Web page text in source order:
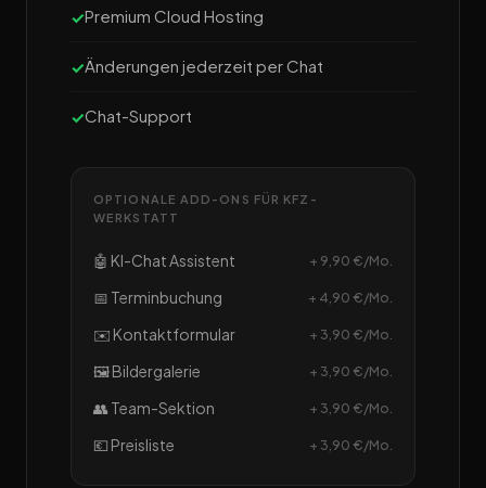
Premium Cloud Hosting
Änderungen jederzeit per Chat
Chat-Support
OPTIONALE ADD-ONS FÜR KFZ-
WERKSTATT
🤖 KI-Chat Assistent + 9,90 €/Mo.
📅 Terminbuchung + 4,90 €/Mo.
✉️ Kontaktformular + 3,90 €/Mo.
🖼️ Bildergalerie + 3,90 €/Mo.
👥 Team-Sektion + 3,90 €/Mo.
💶 Preisliste + 3,90 €/Mo.